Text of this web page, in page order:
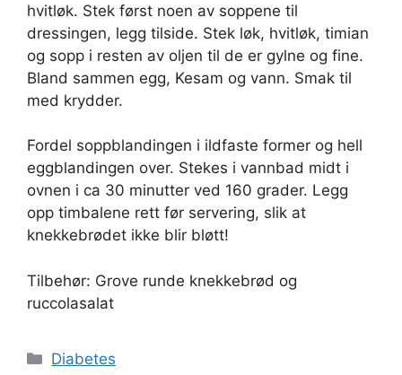
hvitløk. Stek først noen av soppene til
dressingen, legg tilside. Stek løk, hvitløk, timian
og sopp i resten av oljen til de er gylne og fine.
Bland sammen egg, Kesam og vann. Smak til
med krydder.
Fordel soppblandingen i ildfaste former og hell
eggblandingen over. Stekes i vannbad midt i
ovnen i ca 30 minutter ved 160 grader. Legg
opp timbalene rett før servering, slik at
knekkebrødet ikke blir bløtt!
Tilbehør: Grove runde knekkebrød og
ruccolasalat
Kategorier
Diabetes